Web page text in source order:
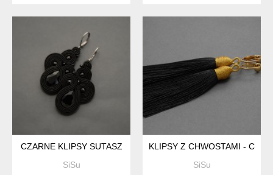
CZARNE KLIPSY SUTASZ
SiSu
KLIPSY Z CHWOSTAMI -
SiSu